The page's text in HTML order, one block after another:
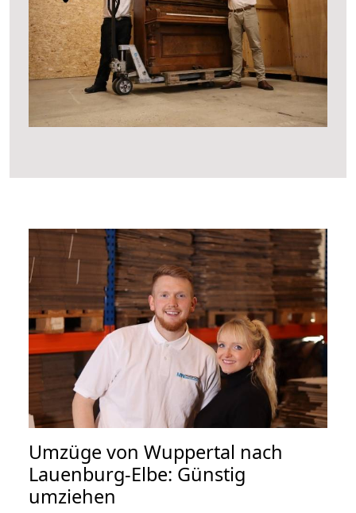
Umzüge von Wuppertal nach
Lauenburg-Elbe: Günstig
umziehen